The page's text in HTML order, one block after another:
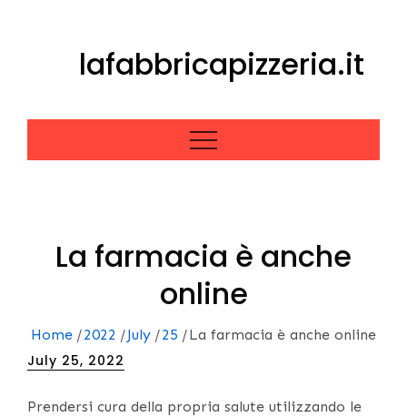
lafabbricapizzeria.it
La farmacia è anche
online
Home 2022 July 25
La farmacia è anche online
Posted
July 25, 2022
Prendersi cura della propria salute utilizzando le